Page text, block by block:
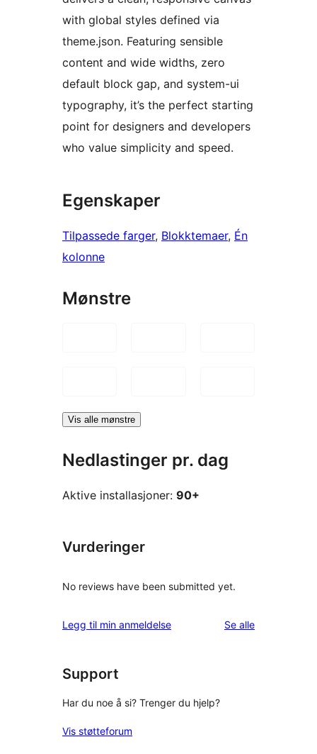
with global styles defined via
theme.json. Featuring sensible
content and wide widths, zero
default block gap, and system-ui
typography, it’s the perfect starting
point for designers and developers
who value simplicity and speed.
Egenskaper
Tilpassede farger, Blokktemaer, Én
kolonne
Mønstre
Vis alle mønstre
Nedlastinger pr. dag
Aktive installasjoner: 90+
Vurderinger
No reviews have been submitted yet.
Legg til min anmeldelse Se alleomtalene
Support
Har du noe å si? Trenger du hjelp?
Vis støtteforum